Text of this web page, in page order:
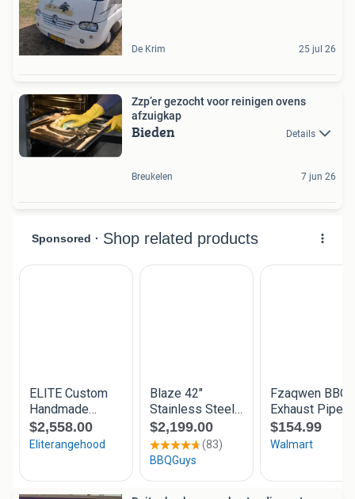
De Krim 25 jul 26
Zzp’er gezocht voor reinigen ovens
afzuigkap
Bieden Details
Breukelen 7 jun 26